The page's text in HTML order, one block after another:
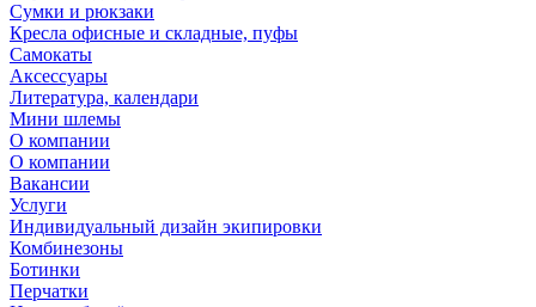
Сумки и рюкзаки
Кресла офисные и складные, пуфы
Самокаты
Аксессуары
Литература, календари
Мини шлемы
О компании
О компании
Вакансии
Услуги
Индивидуальный дизайн экипировки
Комбинезоны
Ботинки
Перчатки